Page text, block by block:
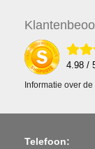
Klanten
4.98 /
Informatie over
Telefoon: